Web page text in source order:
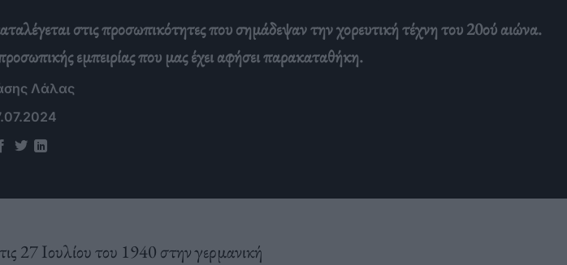
στις προσωπικότητες που σημάδεψαν την χορευτική τέχνη του 20ού αιώνα.
εμπειρίας που μας έχει αφήσει παρακαταθήκη.
Λάλας
27 Ιουλίου του 1940 στην γερμανική